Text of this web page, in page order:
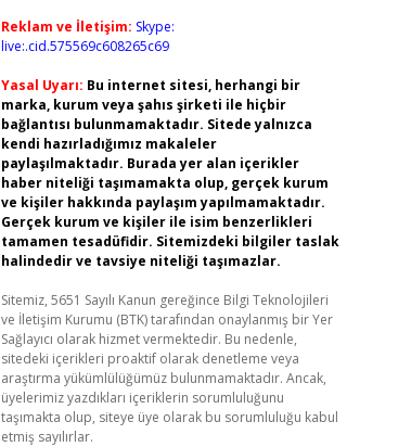
Reklam ve İletişim: Skype:
live:.cid.575569c608265c69
Yasal Uyarı: Bu internet sitesi, herhangi bir
marka, kurum veya şahıs şirketi ile hiçbir
bağlantısı bulunmamaktadır. Sitede yalnızca
kendi hazırladığımız makaleler
paylaşılmaktadır. Burada yer alan içerikler
haber niteliği taşımamakta olup, gerçek kurum
ve kişiler hakkında paylaşım yapılmamaktadır.
Gerçek kurum ve kişiler ile isim benzerlikleri
tamamen tesadüfidir. Sitemizdeki bilgiler taslak
halindedir ve tavsiye niteliği taşımazlar.
Sitemiz, 5651 Sayılı Kanun gereğince Bilgi Teknolojileri
ve İletişim Kurumu (BTK) tarafından onaylanmış bir Yer
Sağlayıcı olarak hizmet vermektedir. Bu nedenle,
sitedeki içerikleri proaktif olarak denetleme veya
araştırma yükümlülüğümüz bulunmamaktadır. Ancak,
üyelerimiz yazdıkları içeriklerin sorumluluğunu
taşımakta olup, siteye üye olarak bu sorumluluğu kabul
etmiş sayılırlar.